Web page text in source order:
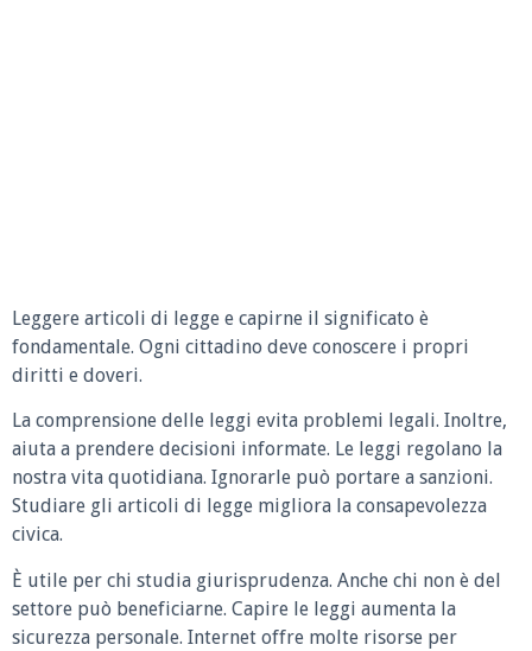
Leggere articoli di legge e capirne il significato è
fondamentale. Ogni cittadino deve conoscere i propri
diritti e doveri.
La comprensione delle leggi evita problemi legali. Inoltre,
aiuta a prendere decisioni informate. Le leggi regolano la
nostra vita quotidiana. Ignorarle può portare a sanzioni.
Studiare gli articoli di legge migliora la consapevolezza
civica.
È utile per chi studia giurisprudenza. Anche chi non è del
settore può beneficiarne. Capire le leggi aumenta la
sicurezza personale. Internet offre molte risorse per